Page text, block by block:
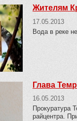
Жителям
17.05.2013
Вода в реке
Глава
16.05.2013
Прокуратура
райцентра.